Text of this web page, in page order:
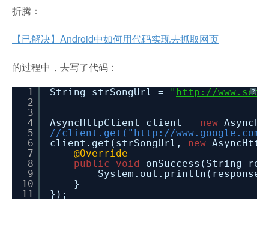
折腾：
【已解决】Android中如何用代码实现去抓取网页
的过程中，去写了代码：
?
1
2
3
4
5
6
7
8
9
10
11
String strSongUrl = " http://
AsyncHttpClient client = new
//client.get(" http://www.google.com
client.get(strSongUrl, new
@Override
public
void
onSuccess(String
}
});